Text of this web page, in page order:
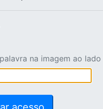
na imagem ao